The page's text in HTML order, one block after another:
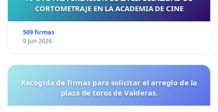
CORTOMETRAJE EN LA ACADEMIA DE CINE
509 firmas
9 Jun 2026
Recogida de firmas para solicitar el arreglo de la
plaza de toros de Valderas.